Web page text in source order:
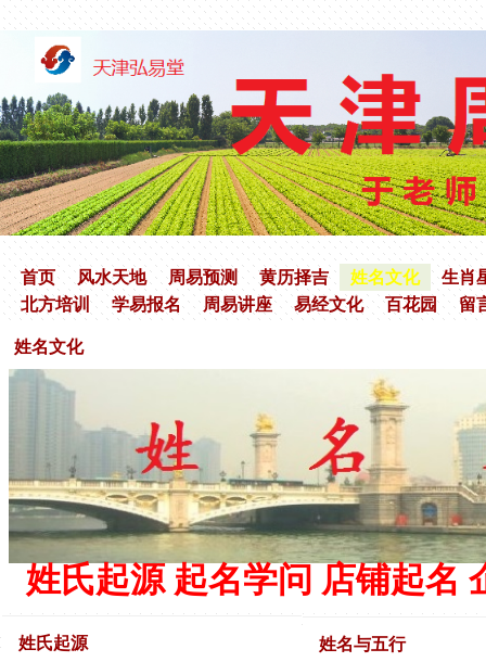
首页 风水天地 周易预测 黄历择吉 姓名文化
生肖
北方培训
学易报名 周易讲座 易经文化 百花园 留
姓名文化
姓氏起源 起名学问 店铺起名
姓氏起源 姓名与五行